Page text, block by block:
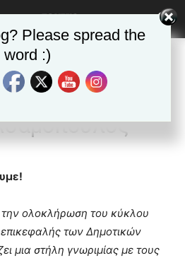
Σύμβουλοι…
ολοκλήρωση του κύκλου
των Δημοτικών
μια στήλη γνωριμίας με τους
Please spread the
word :)